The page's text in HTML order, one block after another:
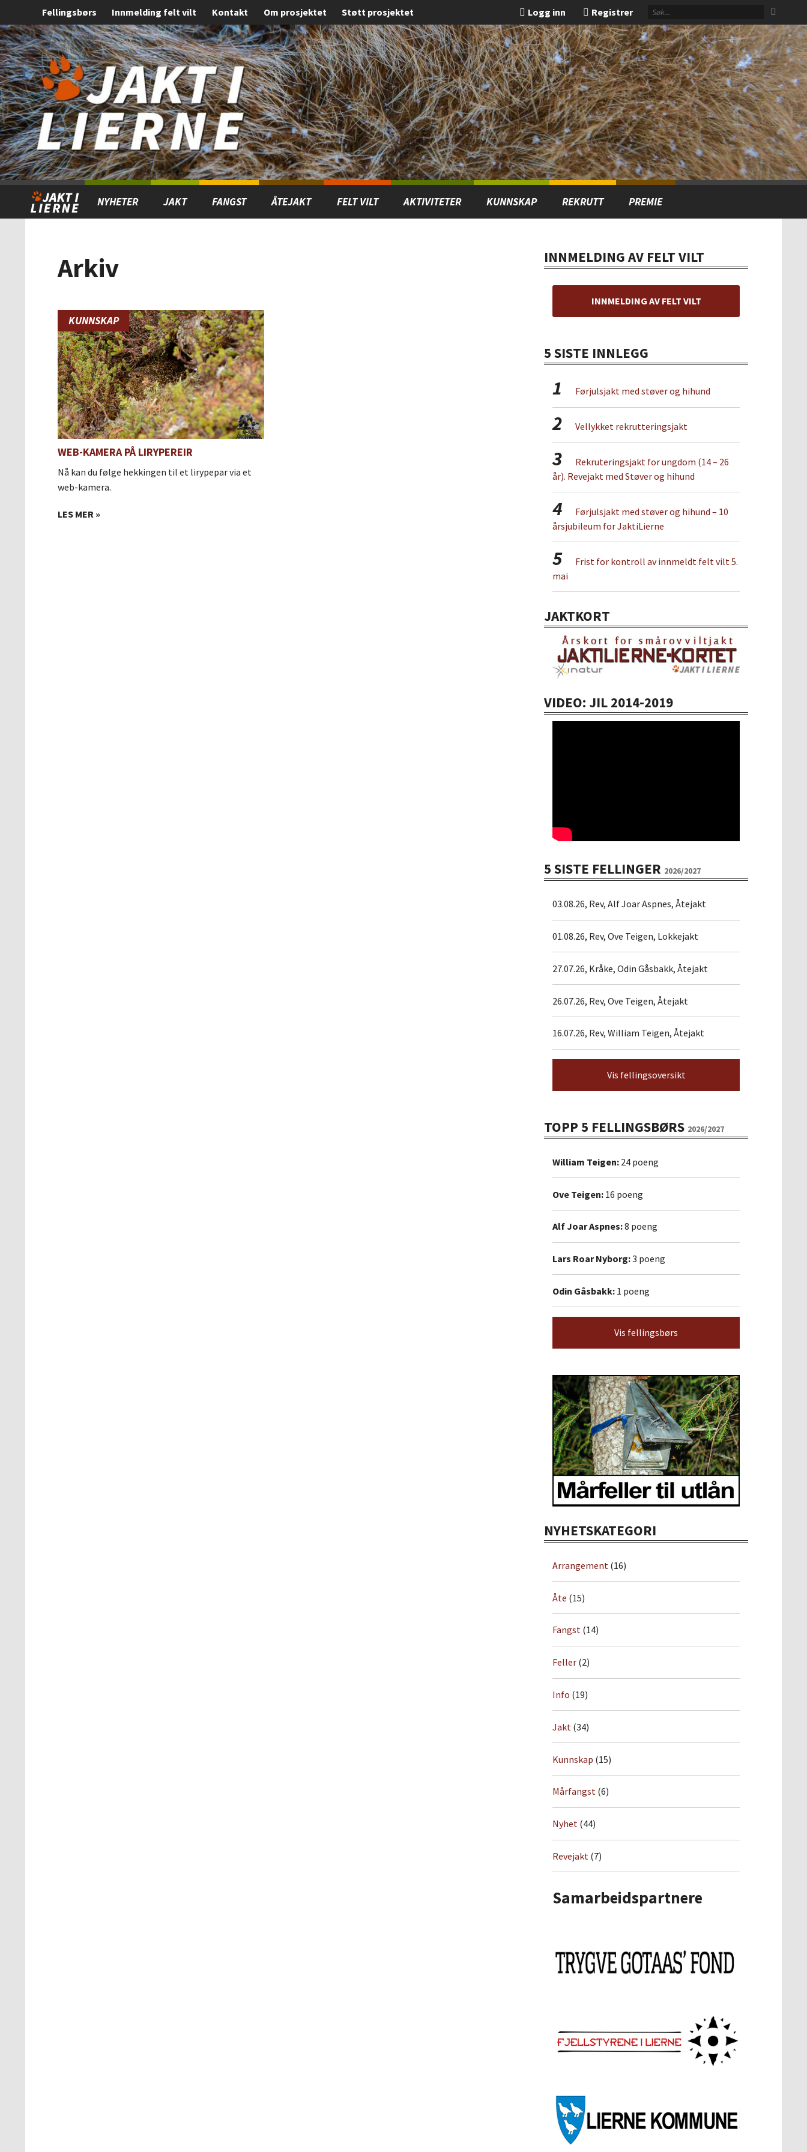
Gå
til
innholdet
Forstørre
skrift
Fellingsbørs Innmelding felt vilt Kontakt Om prosjektet Støtt prosjektet Registrer
Logg inn
NYHETER JAKT FANGST ÅTEJAKT FELT VILT AKTIVITETER KUNNSKAP REKRUTT PREMIE
Arkiv
KUNNSKAP
WEB-KAMERA PÅ LIRYPEREIR
Nå kan du følge hekkingen til et lirypepar via et
web-kamera.
LES MER »
INNMELDING AV FELT VILT
INNMELDING AV FELT VILT
5 SISTE INNLEGG
1 Førjulsjakt med støver og hihund
2 Vellykket rekrutteringsjakt
3
Rekruteringsjakt for ungdom (14 – 26
år). Revejakt med Støver og hihund
4
Førjulsjakt med støver og hihund – 10
årsjubileum for JaktiLierne
5
Frist for kontroll av innmeldt felt vilt 5.
mai
JAKTKORT
VIDEO: JIL 2014-2019
5 SISTE FELLINGER 2026/2027
03.08.26, Rev, Alf Joar Aspnes, Åtejakt
01.08.26, Rev, Ove Teigen, Lokkejakt
27.07.26, Kråke, Odin Gåsbakk, Åtejakt
26.07.26, Rev, Ove Teigen, Åtejakt
16.07.26, Rev, William Teigen, Åtejakt
Vis fellingsoversikt
TOPP 5 FELLINGSBØRS 2026/2027
William Teigen: 24 poeng
Ove Teigen: 16 poeng
Alf Joar Aspnes:8 poeng
Lars Roar Nyborg:3 poeng
Odin Gåsbakk: 1 poeng
Vis fellingsbørs
NYHETSKATEGORI
Arrangement (16)
Åte (15)
Fangst (14)
Feller (2)
Info (19)
Jakt (34)
Kunnskap (15)
Mårfangst (6)
Nyhet (44)
Revejakt (7)
Samarbeidspartnere